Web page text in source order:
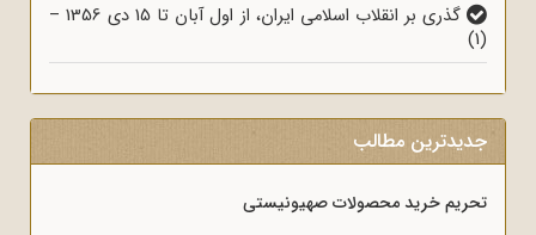
گذری بر انقلاب اسلامی ایران، از اول آبان تا 15 دی 1356 –
(1)
جدیدترین مطالب
تحریم خرید محصولات صهیونیستی